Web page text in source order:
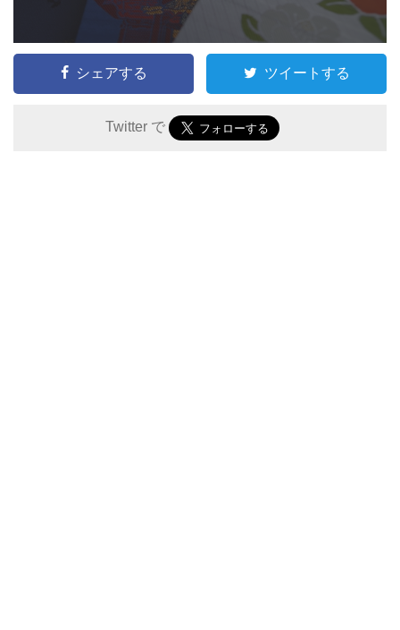
シェアする ツイートする
Twitter で